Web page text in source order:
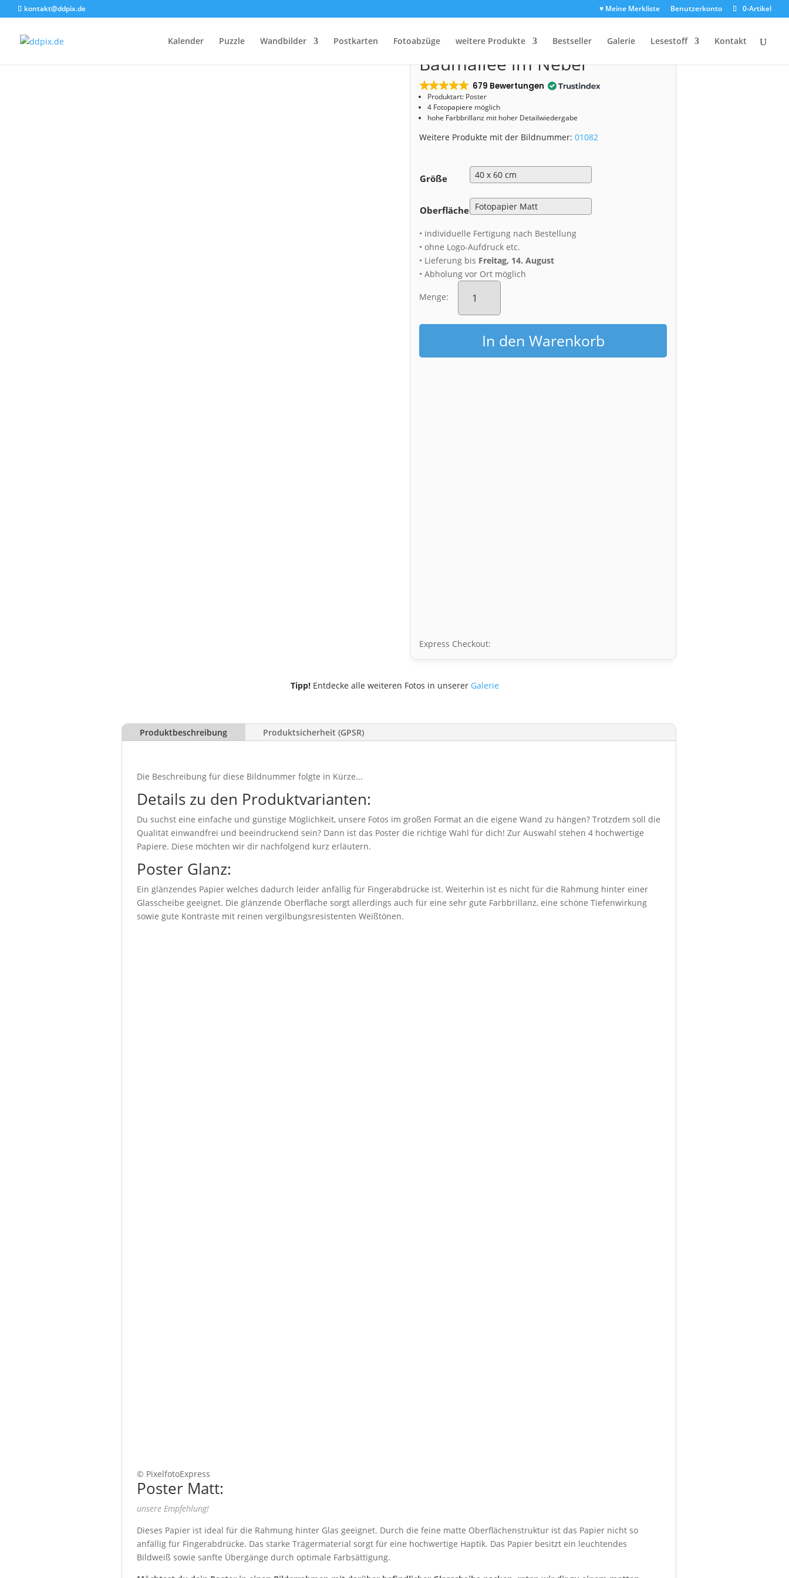
kontakt@ddpix.de ♥ Meine Merkliste Benutzerkonto 0-Artikel
Kalender Puzzle Wandbilder Postkarten Fotoabzüge weitere Produkte Bestseller Galerie Lesestoff Kontakt
Start/Shop/Poster/ Poster (01082) Baumallee im Nebel
Poster (01082)
Baumallee im Nebel
679 Bewertungen
Produktart: Poster
4 Fotopapiere möglich
hohe Farbbrillanz mit hoher Detailwiedergabe
Weitere Produkte mit der Bildnummer:01082
Größe
Oberfläche
• individuelle Fertigung nach Bestellung
• ohne Logo-Aufdruck etc.
• Lieferung bis Freitag, 14. August
• Abholung vor Ort möglich
Menge:
Poster
(01082)
im
Nebel
MengeIn den Warenkorb
Express Checkout:
Tipp!Entdecke alle weiteren Fotos in unserer Galerie
Produktbeschreibung Produktsicherheit (GPSR)
Die Beschreibung für diese Bildnummer folgte in Kürze...
Details zu den Produktvarianten:
Du suchst eine einfache und günstige Möglichkeit, unsere Fotos im großen Format an die eigene Wand zu hängen? Trotzdem soll die
Qualität einwandfrei und beeindruckend sein? Dann ist das Poster die richtige Wahl für dich! Zur Auswahl stehen 4 hochwertige
Papiere. Diese möchten wir dir nachfolgend kurz erläutern.
Poster Glanz:
Ein glänzendes Papier welches dadurch leider anfällig für Fingerabdrücke ist. Weiterhin ist es nicht für die Rahmung hinter einer
Glasscheibe geeignet. Die glänzende Oberfläche sorgt allerdings auch für eine sehr gute Farbbrillanz, eine schöne Tiefenwirkung
sowie gute Kontraste mit reinen vergilbungsresistenten Weißtönen.
© PixelfotoExpress
Poster Matt:
unsere Empfehlung!
Dieses Papier ist ideal für die Rahmung hinter Glas geeignet. Durch die feine matte Oberflächenstruktur ist das Papier nicht so
anfällig für Fingerabdrücke. Das starke Trägermaterial sorgt für eine hochwertige Haptik. Das Papier besitzt ein leuchtendes
Bildweiß sowie sanfte Übergänge durch optimale Farbsättigung.